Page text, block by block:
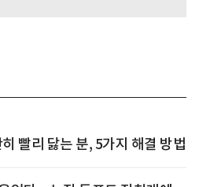
빨리 닳는 분, 5가지 해결 방법